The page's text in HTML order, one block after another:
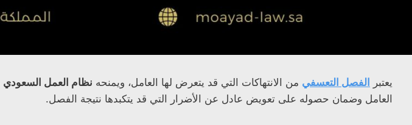
يعتبر الفصل التعسفي من الانتهاكات التي قد يتعرض لها العامل، ويمنحه نظام العمل السعودي
العامل وضمان حصوله على تعويض عادل عن الأضرار التي قد يتكبدها نتيجة الفصل.